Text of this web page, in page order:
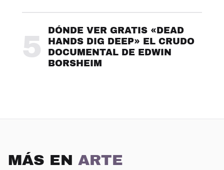
5
DÓNDE VER GRATIS «DEAD
HANDS DIG DEEP» EL CRUDO
DOCUMENTAL DE EDWIN
BORSHEIM
MÁS EN ARTE